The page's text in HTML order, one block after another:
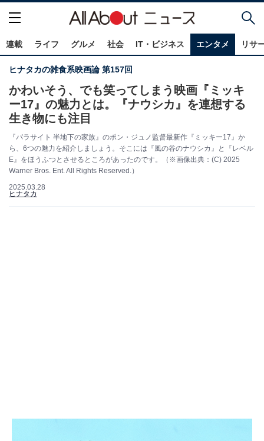
連載 ライフ グルメ 社会 IT・ビジネス エンタメ リサ
ヒナタカの雑食系映画論 第157回
かわいそう、でも笑ってしまう映画『ミッキ
ー17』の魅力とは。『ナウシカ』を連想する
生き物にも注目
『パラサイト 半地下の家族』のポン・ジュノ監督最新作『ミッキー17』か
ら、6つの魅力を紹介しましょう。そこには『風の谷のナウシカ』と『レベル
E』をほうふつとさせるところがあったのです。（※画像出典：(C) 2025
Warner Bros. Ent. All Rights Reserved.）
2025.03.28
ヒナタカ